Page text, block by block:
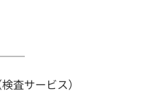
査サービス）